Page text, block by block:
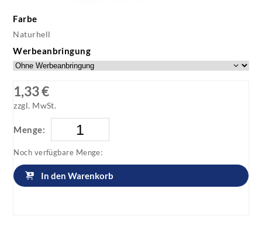
Farbe
Naturhell
Werbeanbringung
1,33 €
zzgl. MwSt.
Menge:
Noch verfügbare Menge:
In den Warenkorb